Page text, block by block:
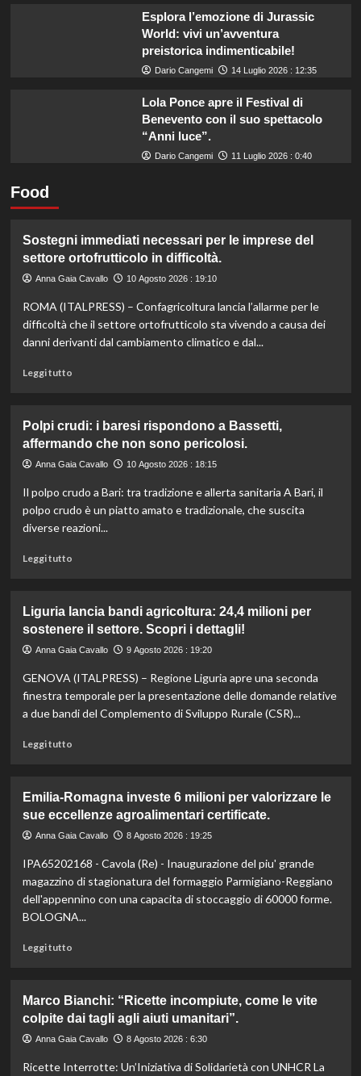
Esplora l’emozione di Jurassic
World: vivi un’avventura
preistorica indimenticabile!
Dario Cangemi 14 Luglio 2026 : 12:35
Lola Ponce apre il Festival di
Benevento con il suo spettacolo
“Anni luce”.
Dario Cangemi 11 Luglio 2026 : 0:40
Food
Sostegni immediati necessari per le imprese del
settore ortofrutticolo in difficoltà.
Anna Gaia Cavallo 10 Agosto 2026 : 19:10
ROMA (ITALPRESS) – Confagricoltura lancia l’allarme per le
difficoltà che il settore ortofrutticolo sta vivendo a causa dei
danni derivanti dal cambiamento climatico e dal...
Leggi tuttoLeggi
Sostegni
immediati
necessari
le
imprese
del
Polpi crudi: i baresi rispondono a Bassetti,
affermando che non sono pericolosi.
Anna Gaia Cavallo 10 Agosto 2026 : 18:15
Il polpo crudo a Bari: tra tradizione e allerta sanitaria A Bari, il
polpo crudo è un piatto amato e tradizionale, che suscita
diverse reazioni...
Leggi tuttoLeggi
Polpi
crudi:
i
rispondono
a
Bassetti,
Liguria lancia bandi agricoltura: 24,4 milioni per
sostenere il settore. Scopri i dettagli!
Anna Gaia Cavallo 9 Agosto 2026 : 19:20
GENOVA (ITALPRESS) – Regione Liguria apre una seconda
finestra temporale per la presentazione delle domande relative
a due bandi del Complemento di Sviluppo Rurale (CSR)...
Leggi tuttoLeggi
Liguria
lancia
bandi
24,4
milioni
per
sostenere
Emilia-Romagna investe 6 milioni per valorizzare le
sue eccellenze agroalimentari certificate.
Anna Gaia Cavallo 8 Agosto 2026 : 19:25
IPA65202168 - Cavola (Re) - Inaugurazione del piu' grande
magazzino di stagionatura del formaggio Parmigiano-Reggiano
dell'appennino con una capacita di stoccaggio di 60000 forme.
BOLOGNA...
Leggi tuttoLeggi
Emilia-
Romagna
investe
milioni
Marco Bianchi: “Ricette incompiute, come le vite
colpite dai tagli agli aiuti umanitari”.
Anna Gaia Cavallo 8 Agosto 2026 : 6:30
Ricette Interrotte: Un’Iniziativa di Solidarietà con UNHCR La